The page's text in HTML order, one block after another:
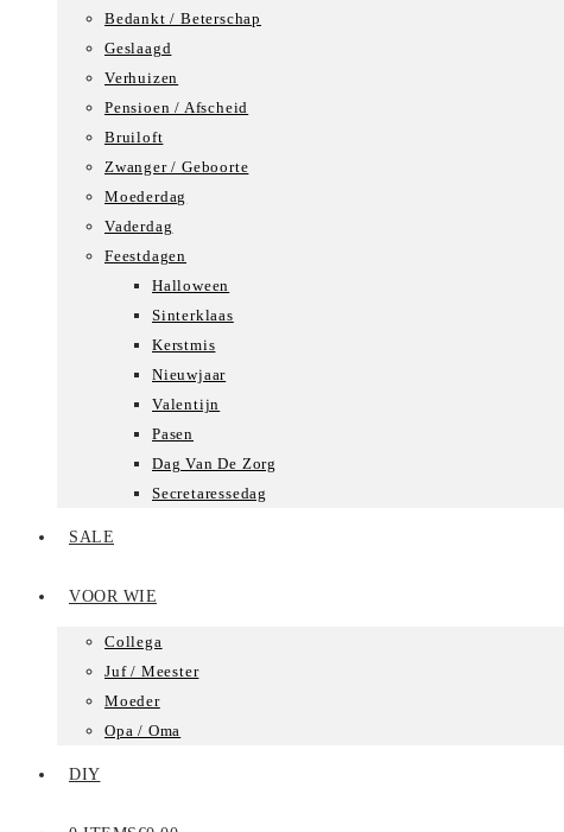
Bedankt / Beterschap
Geslaagd
Verhuizen
Pensioen / Afscheid
Bruiloft
Zwanger / Geboorte
Moederdag
Vaderdag
Feestdagen
Halloween
Sinterklaas
Kerstmis
Nieuwjaar
Valentijn
Pasen
Dag Van De Zorg
Secretaressedag
SALE
VOOR WIE
Collega
Juf / Meester
Moeder
Opa / Oma
DIY